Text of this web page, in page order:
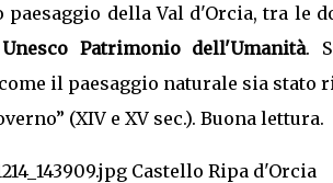
della Val d'Orcia, tra le
Unesco Patrimonio dell'Umanità.
il paesaggio naturale sia
(XIV e XV sec.). Buona lettura.
Castello Ripa d'Orcia